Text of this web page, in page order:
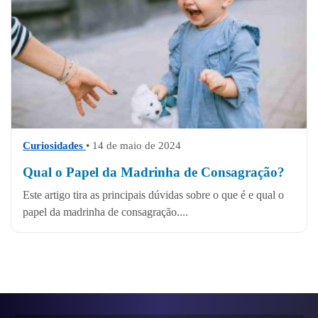
Curiosidades • 14 de maio de 2024
Qual o Papel da Madrinha de Consagração?
Este artigo tira as principais dúvidas sobre o que é e qual o
papel da madrinha de consagração....